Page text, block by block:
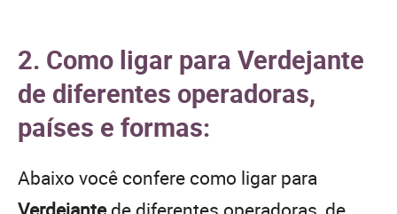
2. Como ligar para Verdejante
de diferentes operadoras,
países e formas:
Abaixo você confere como ligar para